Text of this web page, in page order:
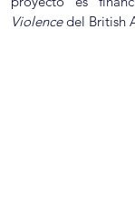
Violencedel British